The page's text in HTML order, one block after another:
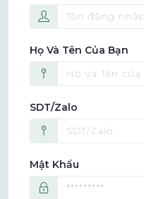
Họ Và Tên Của Bạn
SDT/Zalo
Mật Khẩu